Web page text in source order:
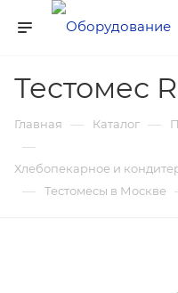
Тестомес
Главная — Каталог —
—
Хлебопекарное и
— Тестомесы в Москве